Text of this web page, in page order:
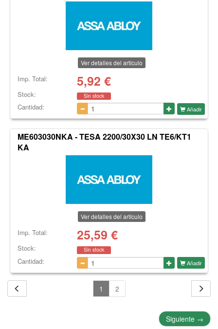
Ver detalles del artículo
Imp. Total: 5,92 €
Stock: Sin stock
Cantidad: Añadir
ME603030NKA - TESA 2200/30X30 LN TE6/KT1
KA
Ver detalles del artículo
Imp. Total: 25,59 €
Stock: Sin stock
Cantidad: Añadir
1 2
Siguiente →